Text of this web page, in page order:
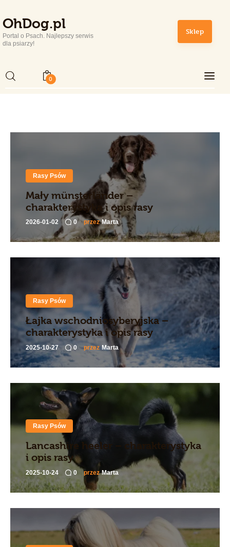
OhDog.pl
Portal o Psach. Najlepszy serwis
dla psiarzy!
Sklep
0
OhDog.pl
Lifestyle
Rasy Psów
Mały münsterländer –
charakterystyka i opis rasy
2026-01-02 0 przez Marta
Rasy Psów
Łajka wschodniosyberyjska –
charakterystyka i opis rasy
2025-10-27 0 przez Marta
Rasy Psów
Lancashire heeler – charakterystyka
i opis rasy
2025-10-24 0 przez Marta